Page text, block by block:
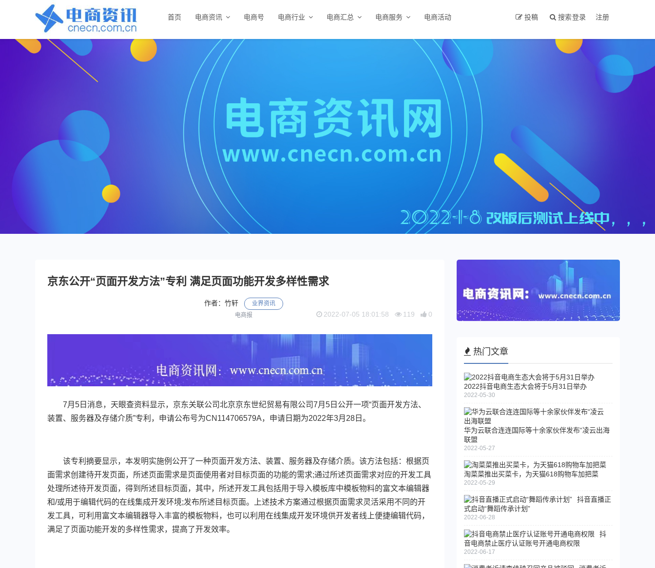
首页 电商资讯 电商号 电商行业 电商汇总 电商服务 电商活动 投稿 搜索登录 注册
京东公开“页面开发方法”专利 满足页面功能开发多样性需求
作者：竹轩
业界资讯
电商报
2022-07-05 18:01:58 119 0
7月5日消息，天眼查资料显示，京东关联公司北京京东世纪贸易有限公司7月5日公开一项“页面开发方法、
装置、服务器及存储介质”专利，申请公布号为CN114706579A，申请日期为2022年3月28日。
该专利摘要显示，本发明实施例公开了一种页面开发方法、装置、服务器及存储介质。该方法包括：根据页
面需求创建待开发页面，所述页面需求是页面使用者对目标页面的功能的需求;通过所述页面需求对应的开发工具
处理所述待开发页面，得到所述目标页面，其中，所述开发工具包括用于导入模板库中模板物料的富文本编辑器
和/或用于编辑代码的在线集成开发环境;发布所述目标页面。上述技术方案通过根据页面需求灵活采用不同的开
发工具，可利用富文本编辑器导入丰富的模板物料，也可以利用在线集成开发环境供开发者线上便捷编辑代码，
满足了页面功能开发的多样性需求，提高了开发效率。
热门文章
2022抖音电商生态大会将于5月31日举办
2022-05-30
华为云联合连连国际等十余家伙伴发布“凌云出海
联盟
2022-05-27
淘菜菜推出买菜卡，为天猫618购物车加把菜
2022-05-29
抖音直播正
式启动“舞蹈传承计划”
2022-06-28
抖
音电商禁止医疗认证账号开通电商权限
2022-06-17